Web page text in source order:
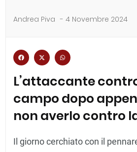
Andrea Piva - 4 Novembre 2024
L’attaccante
campo dopo
non averlo contro
Il giorno cerchiato con il